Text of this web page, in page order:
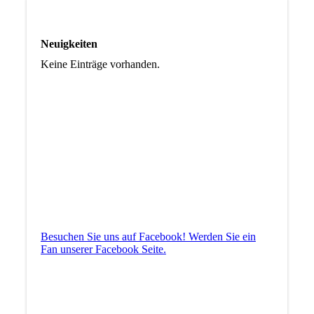
Neuigkeiten
Keine Einträge vorhanden.
Besuchen Sie uns auf Facebook! Werden Sie ein
Fan unserer Facebook Seite.